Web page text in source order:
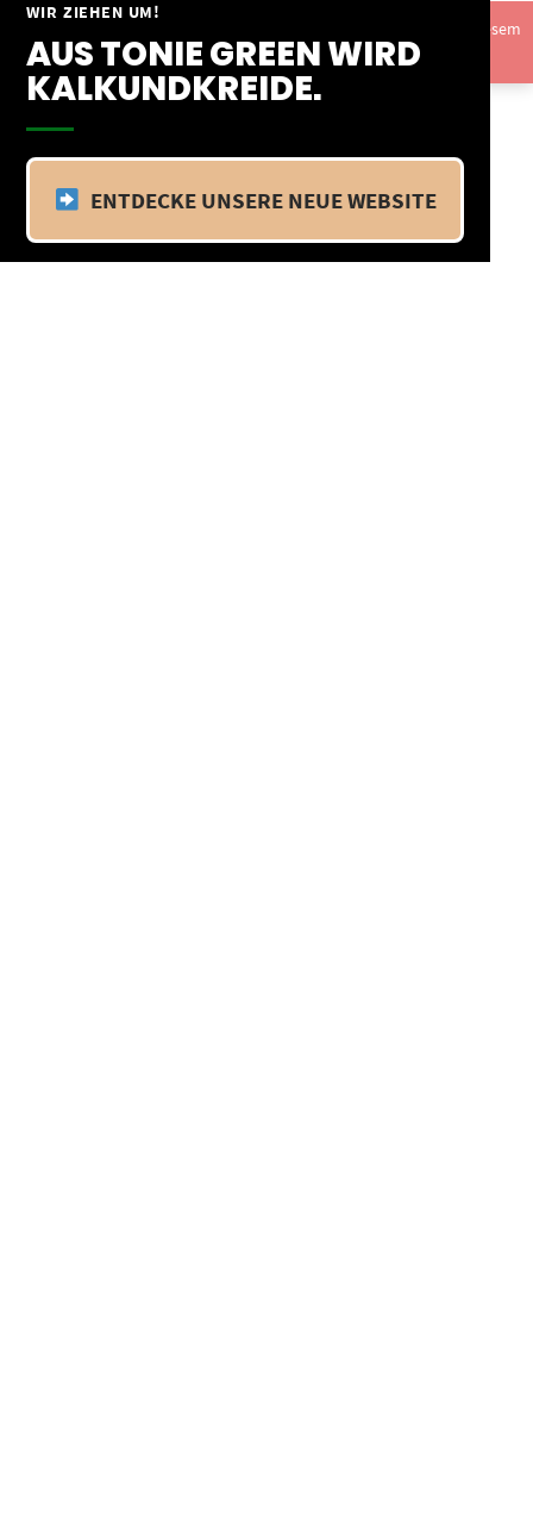
WIR ZIEHEN UM!
AUS TONIE GREEN WIRD
KALKUNDKREIDE.
ENTDECKE UNSERE NEUE WEBSITE
Springe
Inhalt
Vom 09.04.25 - 20.04.25 befinden wir uns im Betriebsurlaub. In diesem
Zeitraum findet kein Versand statt.Ausblenden